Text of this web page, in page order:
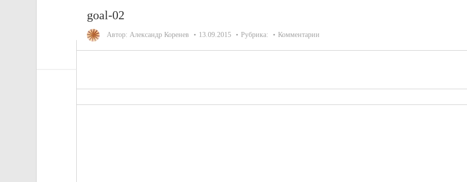
goal-02
Автор: Александр Коренев 13.09.2015 Рубрика: Комментарии